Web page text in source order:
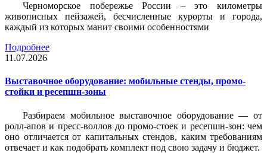
Черноморское побережье России – это километры
живописных пейзажей, бесчисленные курорты и города,
каждый из которых манит своими особенностями
Подробнее
11.07.2026
Выставочное оборудование: мобильные стенды, промо-
стойки и ресепшн-зоны
Разбираем мобильное выставочное оборудование — от
ролл-апов и пресс-воллов до промо-стоек и ресепшн-зон: чем
оно отличается от капитальных стендов, каким требованиям
отвечает и как подобрать комплект под свою задачу и бюджет.